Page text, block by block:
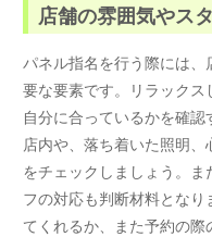
店舗の雰囲気やス
パネル指名を行う際には
要な要素です。リラック
自分に合っているかを確
店内や、落ち着いた照明
をチェックしましょう。
フの対応も判断材料とな
てくれるか、また予約の